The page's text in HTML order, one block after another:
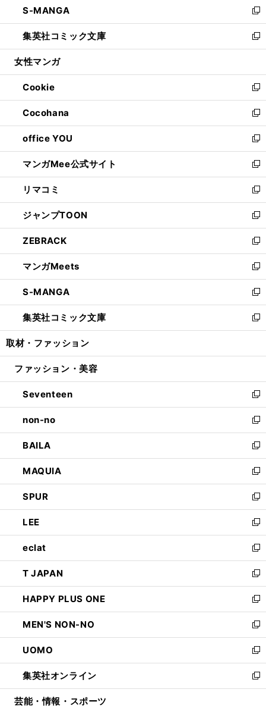
く
で
開
く
ド
ウ
で
開
ィ
ン
ド
ウ
開
く
い
ウ
ィ
ン
ウ
で
開
く
S-MANGA
新
し
い
ウ
ン
ド
ウ
で
開
く
集英社コミック文庫
新
し
ウ
ィ
ン
ド
ウ
で
開
く
女性マンガ
Cookie
新
し
い
ウ
ィ
ン
ド
ウ
で
開
く
Cocohana
新
し
い
ウ
ィ
ン
ド
ウ
で
開
く
office YOU
新
し
い
ウ
ィ
ン
ド
ウ
で
開
く
マンガMee公式サイト
新
し
い
ウ
ィ
ン
ド
ウ
で
開
く
リマコミ
新
し
い
ウ
ィ
ン
ド
ウ
で
開
く
ジャンプTOON
新
し
い
ウ
ィ
ン
ド
ウ
で
開
ZEBRACK
新
し
い
ウ
ィ
ン
ド
ウ
開
マンガMeets
新
し
い
ウ
ィ
ン
ウ
開
く
S-MANGA
新
し
い
ウ
ン
ウ
で
開
く
集英社コミック文庫
新
し
ウ
ン
ド
ウ
で
開
く
取材・ファッション
ファッション・美容
Seventeen
新
し
い
ウ
ィ
ン
ド
ウ
で
開
く
non-no
新
し
い
ウ
ィ
ン
ド
ウ
で
開
く
BAILA
新
し
い
ウ
ィ
ン
ド
ウ
で
開
く
MAQUIA
新
し
い
ウ
ィ
ン
ド
ウ
で
開
く
SPUR
新
し
い
ウ
ィ
ン
ド
ウ
で
開
く
LEE
新
し
い
ウ
ィ
ン
ド
ウ
で
開
く
eclat
新
し
い
ウ
ィ
ン
ド
ウ
で
開
く
T JAPAN
新
し
い
ウ
ィ
ン
ド
ウ
で
開
HAPPY PLUS ONE
新
し
い
ウ
ィ
ン
ド
ウ
MEN'S NON-NO
新
し
い
ウ
ィ
ン
UOMO
新
し
い
ウ
集英社オンライン
新
し
芸能・情報・スポーツ